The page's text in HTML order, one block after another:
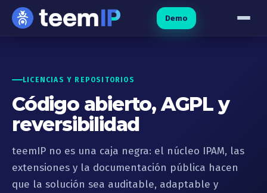
Ir al contenido
Demo
LICENCIAS Y REPOSITORIOS
Código abierto, AGPL y
reversibilidad
teemIP no es una caja negra: el núcleo IPAM, las
extensiones y la documentación pública hacen
que la solución sea auditable, adaptable y